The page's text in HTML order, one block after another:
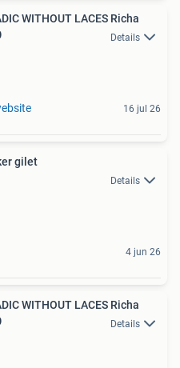
WITHOUT LACES Richa
Details
16 jul 26
gilet
Details
4 jun 26
WITHOUT LACES Richa
Details